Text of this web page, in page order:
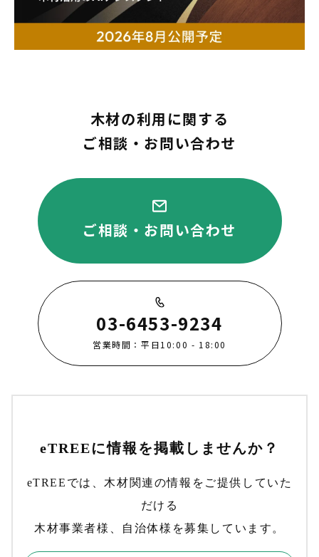
木材の利用に関する
ご相談・お問い合わせ
ご相談・お問い合わせ
03-6453-9234
営業時間：平日10:00 - 18:00
eTREEに情報を掲載しませんか？
eTREEでは、木材関連の情報をご提供していた
だける
木材事業者様、自治体様を募集しています。